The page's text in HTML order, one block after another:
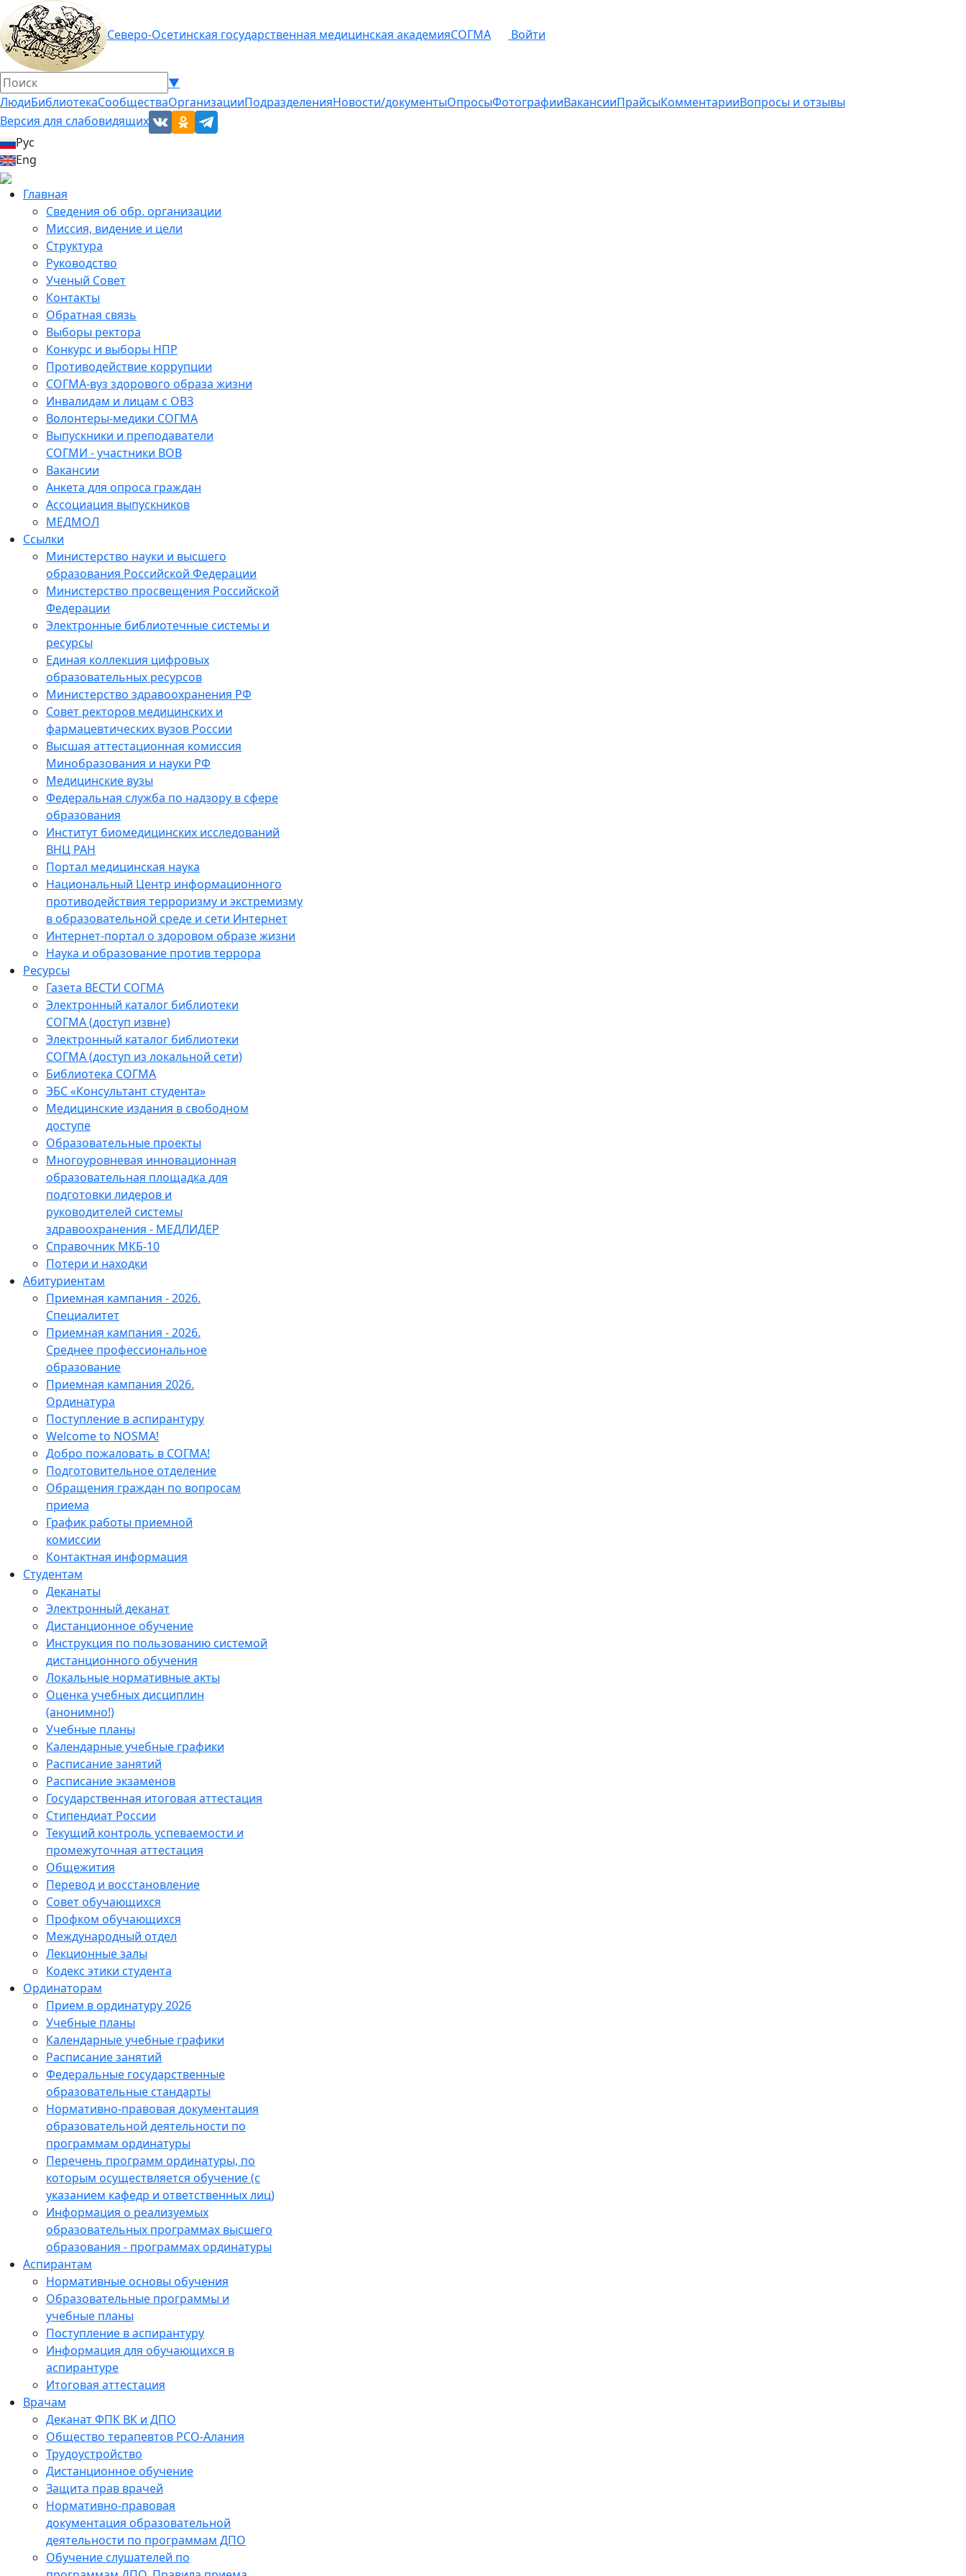
Северо-Осетинская государственная медицинская академияСОГМА Войти
▼
ЛюдиБиблиотекаСообществаОрганизацииПодразделенияНовости/документыОпросыФотографииВакансииПрайсыКомментарииВопросы и отзывы
Версия для слабовидящих
Рус
Eng
Главная
Сведения об обр. организации
Миссия, видение и цели
Структура
Руководство
Ученый Совет
Контакты
Обратная связь
Выборы ректора
Конкурс и выборы НПР
Противодействие коррупции
СОГМА-вуз здорового образа жизни
Инвалидам и лицам с ОВЗ
Волонтеры-медики СОГМА
Выпускники и преподаватели
СОГМИ - участники ВОВ
Вакансии
Анкета для опроса граждан
Ассоциация выпускников
МЕДМОЛ
Ссылки
Министерство науки и высшего
образования Российской Федерации
Министерство просвещения Российской
Федерации
Электронные библиотечные системы и
ресурсы
Единая коллекция цифровых
образовательных ресурсов
Министерство здравоохранения РФ
Совет ректоров медицинских и
фармацевтических вузов России
Высшая аттестационная комиссия
Минобразования и науки РФ
Медицинские вузы
Федеральная служба по надзору в сфере
образования
Институт биомедицинских исследований
ВНЦ РАН
Портал медицинская наука
Национальный Центр информационного
противодействия терроризму и экстремизму
в образовательной среде и сети Интернет
Интернет-портал о здоровом образе жизни
Наука и образование против террора
Ресурсы
Газета ВЕСТИ СОГМА
Электронный каталог библиотеки
СОГМА (доступ извне)
Электронный каталог библиотеки
СОГМА (доступ из локальной сети)
Библиотека СОГМА
ЭБС «Консультант студента»
Медицинские издания в свободном
доступе
Образовательные проекты
Многоуровневая инновационная
образовательная площадка для
подготовки лидеров и
руководителей системы
здравоохранения - МЕДЛИДЕР
Справочник МКБ-10
Потери и находки
Абитуриентам
Приемная кампания - 2026.
Специалитет
Приемная кампания - 2026.
Среднее профессиональное
образование
Приемная кампания 2026.
Ординатура
Поступление в аспирантуру
Welcome to NOSMA!
Добро пожаловать в СОГМА!
Подготовительное отделение
Обращения граждан по вопросам
приема
График работы приемной
комиссии
Контактная информация
Студентам
Деканаты
Электронный деканат
Дистанционное обучение
Инструкция по пользованию системой
дистанционного обучения
Локальные нормативные акты
Оценка учебных дисциплин
(анонимно!)
Учебные планы
Календарные учебные графики
Расписание занятий
Расписание экзаменов
Государственная итоговая аттестация
Стипендиат России
Текущий контроль успеваемости и
промежуточная аттестация
Общежития
Перевод и восстановление
Совет обучающихся
Профком обучающихся
Международный отдел
Лекционные залы
Кодекс этики студента
Ординаторам
Прием в ординатуру 2026
Учебные планы
Календарные учебные графики
Расписание занятий
Федеральные государственные
образовательные стандарты
Нормативно-правовая документация
образовательной деятельности по
программам ординатуры
Перечень программ ординатуры, по
которым осуществляется обучение (с
указанием кафедр и ответственных лиц)
Информация о реализуемых
образовательных программах высшего
образования - программах ординатуры
Аспирантам
Нормативные основы обучения
Образовательные программы и
учебные планы
Поступление в аспирантуру
Информация для обучающихся в
аспирантуре
Итоговая аттестация
Врачам
Деканат ФПК ВК и ДПО
Общество терапевтов РСО-Алания
Трудоустройство
Дистанционное обучение
Защита прав врачей
Нормативно-правовая
документация образовательной
деятельности по программам ДПО
Обучение слушателей по